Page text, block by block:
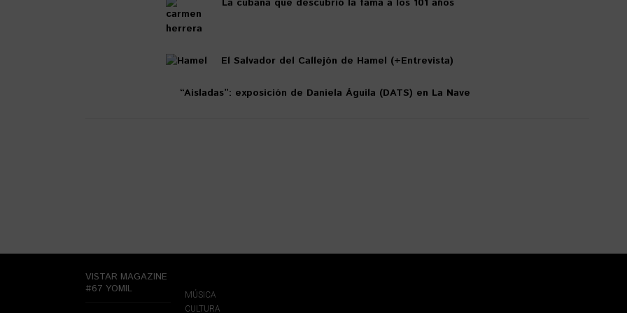
La cubana que descubrió la fama a los 101 años
El Salvador del Callejón de Hamel (+Entrevista)
“Aisladas”: exposición de Daniela Águila (DATS) en La Nave
VISTAR MAGAZINE
#67 YOMIL
MÚSICA
CULTURA